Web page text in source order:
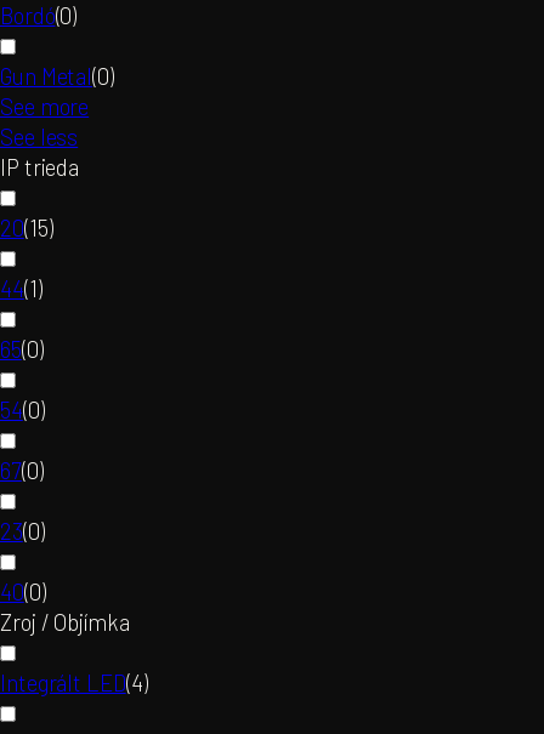
Bordó(0)
Gun Metal(0)
See more
See less
IP trieda
20(15)
44(1)
65(0)
54(0)
67(0)
23(0)
40(0)
Zroj / Objímka
Integrált LED(4)